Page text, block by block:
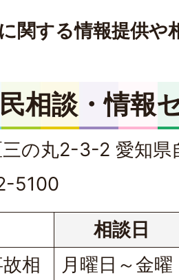
関する情報提供や
相談・情報
の丸2-3-2 愛知県
5100
相談日
相
月曜日～金曜